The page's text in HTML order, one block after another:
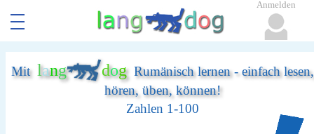
Mit lang dogRumänisch lernen - einfach lesen,
hören, üben, können!
Zahlen 1-100
Anmelden